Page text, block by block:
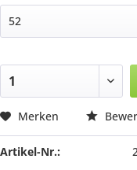
Merken
Artikel-Nr.: